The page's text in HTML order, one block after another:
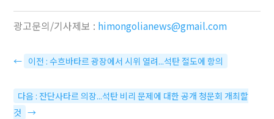
광고문의/기사제보 : himongolianews@gmail.com
← 이전 : 수흐바타르 광장에서 시위 열려...석탄 절도에 항의
다음 : 잔단사타르 의장...석탄 비리 문제에 대한 공개 청문회 개최할
것 →